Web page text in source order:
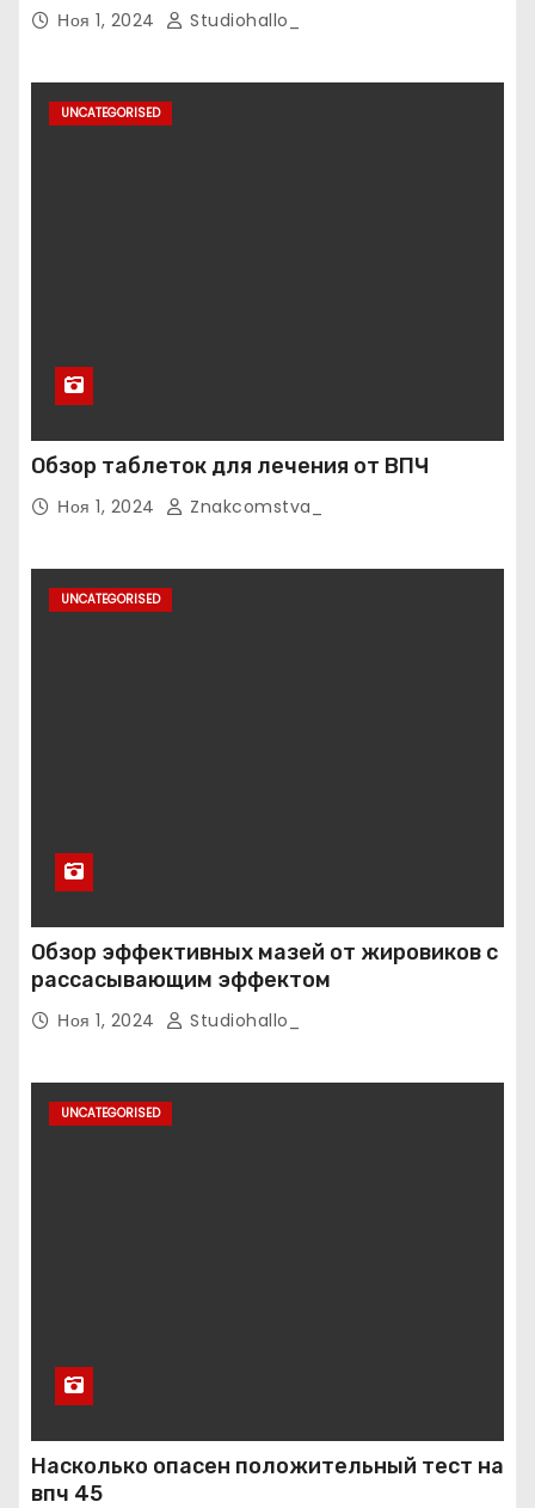
Ноя 1, 2024 Studiohallo_
UNCATEGORISED
Обзор таблеток для лечения от ВПЧ
Ноя 1, 2024 Znakcomstva_
UNCATEGORISED
Обзор эффективных мазей от жировиков с
рассасывающим эффектом
Ноя 1, 2024 Studiohallo_
UNCATEGORISED
Насколько опасен положительный тест на
впч 45